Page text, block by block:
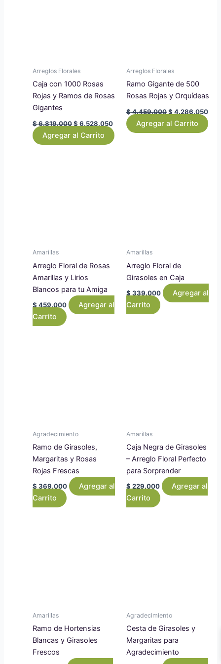
Arreglos Florales
Caja con 1000 Rosas
Rojas y Ramos de Rosas
Gigantes
$6.819.000$ 6.528.050
Agregar al Carrito
Arreglos Florales
Ramo Gigante de 500
Rosas Rojas y Orquídeas
$4.459.000$ 4.286.050
Agregar al Carrito
Amarillas
Arreglo Floral de Rosas
Amarillas y Lirios
Blancos para tu Amiga
$ 459.000
Agregar al
Carrito
Amarillas
Arreglo Floral de
Girasoles en Caja
$ 339.000
Agregar al
Carrito
Agradecimiento
Ramo de Girasoles,
Margaritas y Rosas
Rojas Frescas
$ 369.000
Agregar al
Carrito
Amarillas
Caja Negra de Girasoles
– Arreglo Floral Perfecto
para Sorprender
$ 229.000
Agregar al
Carrito
Amarillas
Ramo de Hortensias
Blancas y Girasoles
Frescos
Agradecimiento
Cesta de Girasoles y
Margaritas para
Agradecimiento